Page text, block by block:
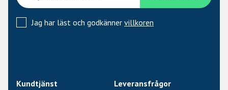
Jag har läst och godkänner villkoren
Kundtjänst
Leveransfrågor